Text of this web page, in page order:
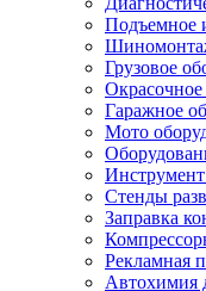
Подъемное
Грузовое
Гаражное
Мото
Инструмент
Стенды
Заправка
Рекламная
Автохимия